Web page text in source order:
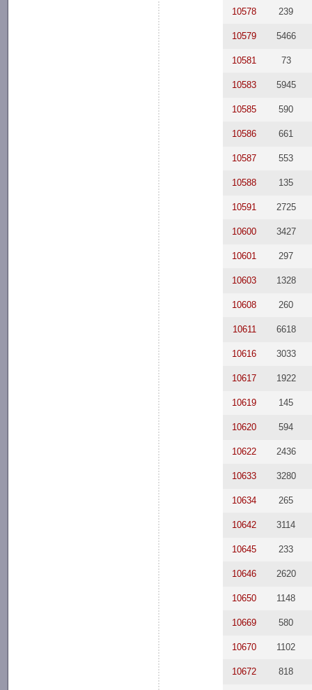
10578 239
10579 5466
10581 73
10583 5945
10585 590
10586 661
10587 553
10588 135
10591 2725
10600 3427
10601 297
10603 1328
10608 260
10611 6618
10616 3033
10617 1922
10619 145
10620 594
10622 2436
10633 3280
10634 265
10642 3114
10645 233
10646 2620
10650 1148
10669 580
10670 1102
10672 818